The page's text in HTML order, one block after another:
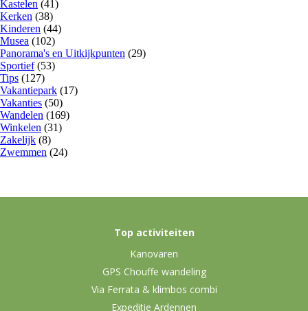
Kastelen (41)
Kerken (38)
Kinderen (44)
Musea (102)
Panorama's en Uitkijkpunten (29)
Sportief(53)
Tips (127)
Vakantiepark (17)
Vakanties (50)
Wandelen (169)
Winkelen (31)
Zakelijk (8)
Zwemmen (24)
Top activiteiten
Kanovaren
GPS Chouffe wandeling
Via Ferrata & klimbos combi
Expeditie Ardennen